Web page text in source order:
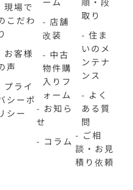
現場で
こだわ
お客様
声
プライ
シーポ
シー
- 店舗
改装
- 中古
物件購
入りフ
ォーム
- お知ら
せ
- コラム
取り
- 住ま
いのメ
ンテナ
ンス
- よく
ある質
問
- ご相
談・お見
積り依頼